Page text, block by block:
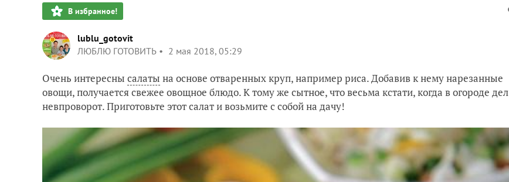
В избранное!
lublu_gotovit
ЛЮБЛЮ ГОТОВИТЬ
2 мая 2018, 05:29
Очень интересны салаты на основе отваренных круп, например риса. Добавив к нему нарезанные
овощи, получается свежее овощное блюдо. К тому же сытное, что весьма кстати, когда в огороде дел
невпроворот. Приготовьте этот салат и возьмите с собой на дачу!